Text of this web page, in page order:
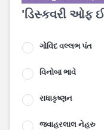
'ડિસ્કવરી ઓફ
ગોવિંદ વલ્લભ પંત
વિનોબા ભાવે
રાધાકૃષ્ણન
જવાહરલાલ નેહરુ